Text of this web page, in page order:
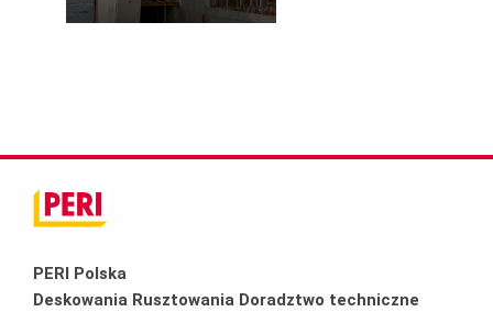
'Jordanki'
PERI Polska
Deskowania Rusztowania Doradztwo techniczne